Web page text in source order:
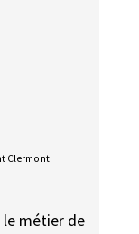
Clermont
le métier de